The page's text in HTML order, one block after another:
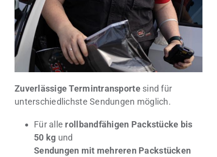
Zuverlässige Termintransportesind für
unterschiedlichste Sendungen möglich.
Für alle rollbandfähigen Packstücke bis
50 kg und
Sendungen mit mehreren Packstücken